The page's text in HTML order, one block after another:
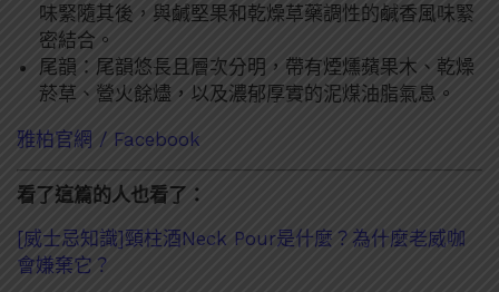
味緊隨其後，與鹹堅果和乾燥草藥調性的鹹香風味緊
密結合。
尾韻：尾韻悠長且層次分明，帶有煙燻蘋果木、乾燥
菸草、營火餘燼，以及濃郁厚實的泥煤油脂氣息。
雅柏官網 / Facebook
看了這篇的人也看了：
[威士忌知識]頸柱酒Neck Pour是什麼？為什麼老威咖
會嫌棄它？